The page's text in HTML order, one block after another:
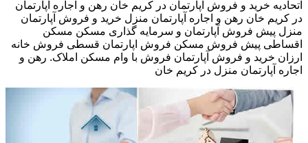
اتحادیه خرید و فروش آپارتمان در کریم خان رهن و اجاره آپارتمان
در کریم خان رهن و اجاره آپارتمان منزل خرید و فروش آپارتمان
منزل پیش فروش آپارتمان و سرمایه گذاری مسکن مسکن
اقساطی پیش فروش مسکن فروش اپارتمان قسطی فروش خانه
ارزان خرید و فروش آپارتمان فروش با وام مسکن املاک. رهن و
اجاره آپارتمان منزل در کریم خان